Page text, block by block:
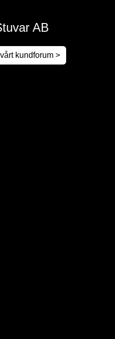
AB
kundforum >